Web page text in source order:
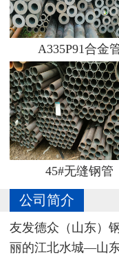
A335P91合金
45#无缝钢管
公司简介
友发德众（山东）
丽的江北水城—山